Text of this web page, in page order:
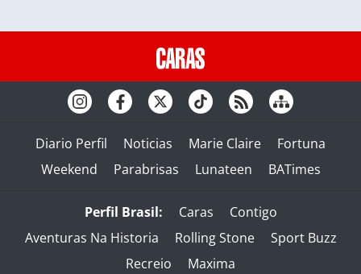
Diario Perfil Noticias Marie Claire
Fortuna
Weekend
Parabrisas Lunateen BATimes
Perfil Brasil: Caras
Contigo
Aventuras Na Historia
Rolling Stone
Sport Buzz
Recreio
Maxima